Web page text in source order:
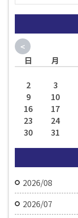
<
日
月
2
3
9
10
16
17
23
24
30
31
2026/08
2026/07